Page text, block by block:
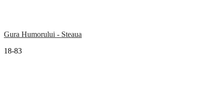
Gura Humorului - Steaua
18-83